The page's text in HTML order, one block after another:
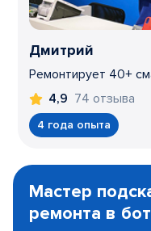
Дмитрий
Ремонтирует 40+
4,9 74 отзыва
4 года опыта
1
Мастер
ремонта в